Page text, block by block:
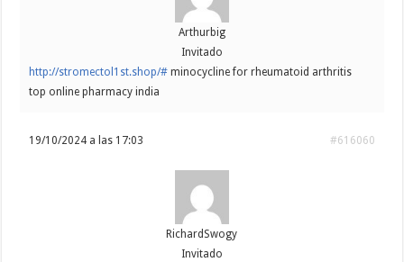
Arthurbig
Invitado
http://stromectol1st.shop/# minocycline for rheumatoid arthritis
top online pharmacy india
19/10/2024 a las 17:03 #616060
RichardSwogy
Invitado